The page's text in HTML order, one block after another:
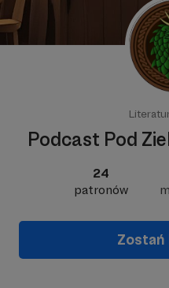
Podcast Pod
24
patronów
Zostań